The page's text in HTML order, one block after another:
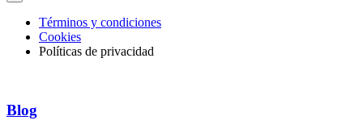
Términos y condiciones
Cookies
Políticas de privacidad
Blog